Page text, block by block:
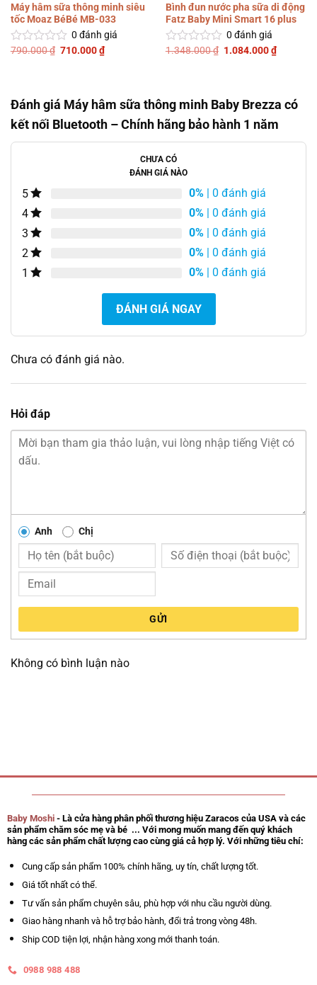
Máy hâm sữa thông minh siêu
tốc Moaz BéBé MB-033
Được
5
sao
0 đánh giá
790.000₫ Giá
710.000₫Giá
hiện
Bình đun nước pha sữa di động
Fatz Baby Mini Smart 16 plus
Được
sao
0 đánh giá
1.348.000₫ Giá
1.084.000₫Giá
hiện
Đánh giá Máy hâm sữa thông minh Baby Brezza có
kết nối Bluetooth – Chính hãng bảo hành 1 năm
CHƯA CÓ
ĐÁNH GIÁ NÀO
5 0% | 0 đánh giá
4
0% | 0 đánh giá
3
0% | 0 đánh giá
2
0% | 0 đánh giá
1
0% | 0 đánh giá
ĐÁNH GIÁ NGAY
Chưa có đánh giá nào.
Hỏi đáp
Anh Chị
GỬI
Không có bình luận nào
Baby Moshi- Là cửa hàng phân phối thương hiệu Zaracos của USA và các
sản phẩm chăm sóc mẹ và bé ... Với mong muốn mang đến quý khách
hàng các sản phẩm chất lượng cao cùng giá cả hợp lý. Với những tiêu chí:
Cung cấp sản phẩm 100% chính hãng, uy tín, chất lượng tốt.
Giá tốt nhất có thể.
Tư vấn sản phẩm chuyên sâu, phù hợp với nhu cầu người dùng.
Giao hàng nhanh và hỗ trợ bảo hành, đổi trả trong vòng 48h.
Ship COD tiện lợi, nhận hàng xong mới thanh toán.
0988 988 488